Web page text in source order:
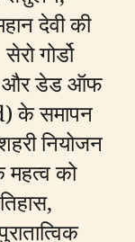
देवी की
गोर्डो
और डेड ऑफ
के समापन
नियोजन
महत्व को